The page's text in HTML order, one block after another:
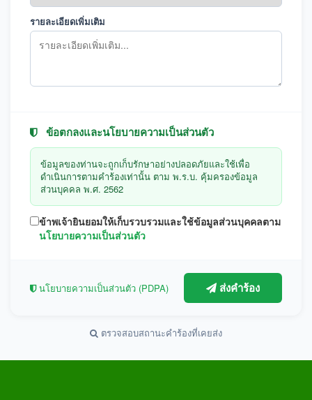
รายละเอียดเพิ่มเติม
ข้อตกลงและนโยบายความเป็นส่วนตัว
ข้อมูลของท่านจะถูกเก็บรักษาอย่างปลอดภัยและใช้เพื่อ
ดำเนินการตามคำร้องเท่านั้น ตาม พ.ร.บ. คุ้มครองข้อมูล
ส่วนบุคคล พ.ศ. 2562
ข้าพเจ้ายินยอมให้เก็บรวบรวมและใช้ข้อมูลส่วนบุคคลตาม
นโยบายความเป็นส่วนตัว
นโยบายความเป็นส่วนตัว (PDPA) ส่งคำร้อง
ตรวจสอบสถานะคำร้องที่เคยส่ง